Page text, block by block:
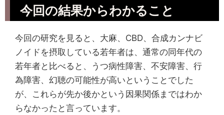
今回の結果からわかること
今回の研究を見ると、大麻、CBD、合成カンナビ
ノイドを摂取している若年者は、通常の同年代の
若年者と比べると、うつ病性障害、不安障害、行
為障害、幻聴の可能性が高いということでした
が、これらが先か後かという因果関係まではわか
らなかったと言っています。